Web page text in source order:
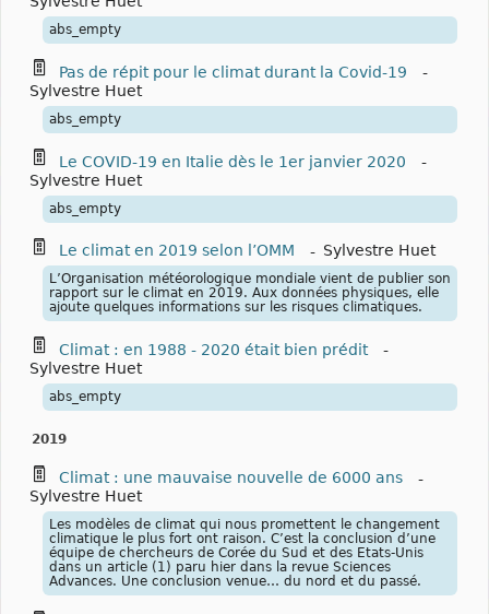
abs_empty
Pas de répit pour le climat durant la Covid-19
-
Sylvestre Huet
abs_empty
Le COVID-19 en Italie dès le 1er janvier 2020
-
Sylvestre Huet
abs_empty
Le climat en 2019 selon l’OMM - Sylvestre Huet
L’Organisation météorologique mondiale vient de publier son
rapport sur le climat en 2019. Aux données physiques, elle
ajoute quelques informations sur les risques climatiques.
Climat : en 1988 - 2020 était bien prédit
-
Sylvestre Huet
abs_empty
2019
Climat : une mauvaise nouvelle de 6000 ans
-
Sylvestre Huet
Les modèles de climat qui nous promettent le changement
climatique le plus fort ont raison. C’est la conclusion d’une
équipe de chercheurs de Corée du Sud et des Etats-Unis
dans un article (1) paru hier dans la revue Sciences
Advances. Une conclusion venue… du nord et du passé.